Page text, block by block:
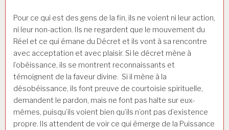
Pour ce qui est des gens de la fin, ils ne voient ni leur action,
ni leur non-action. Ils ne regardent que le mouvement du
Réel et ce qui émane du Décret et ils vont à sa rencontre
avec acceptation et avec plaisir. Si le décret mène à
l’obéissance, ils se montrent reconnaissants et
témoignent de la faveur divine. Si il mène à la
désobéissance, ils font preuve de courtoisie spirituelle,
demandent le pardon, mais ne font pas halte sur eux-
mêmes, puisqu’ils voient bien qu’ils n’ont pas d’existence
propre. Ils attendent de voir ce qui émerge de la Puissance